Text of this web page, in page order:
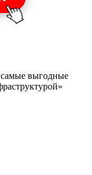
выгодные